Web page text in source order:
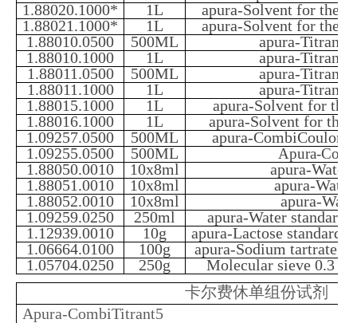
1.88020.1000*
1L
apura-Solvent for the
1.88021.1000*
1L
apura-Solvent for the
1.88010.0500
500ML
apura-Titrant
1.88010.1000
1L
apura-Titrant
1.88011.0500
500ML
apura-Titrant
1.88011.1000
1L
apura-Titrant
1.88015.1000
1L
apura-Solvent for
1.88016.1000
1L
apura-Solvent for the
1.09257.0500
500ML
apura-
1.09255.0500
500ML Apura-
1.88050.0010 10x8ml
apura-Water
1.88051.0010
10x8ml
apura-
1.88052.0010
10x8ml
apura-
1.09259.0250
250ml
apura-Water
1.12939.0010
10g
apura-Lactose standard
1.06664.0100
100g
apura-Sodium tartrate
1.05704.0250
250g
Molecular sieve 0.3
卡尔费休单组份试剂
Apura-CombiTitrant5